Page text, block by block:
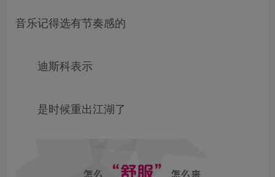
音乐记得选有节奏感的
迪斯科表示
是时候重出江湖了